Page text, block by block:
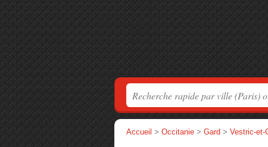
Accueil > Occitanie > Gard > Vestric-et-